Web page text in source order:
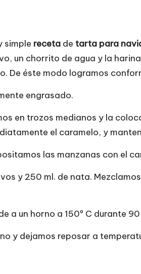
simple receta de tarta para
un chorrito de agua y la
De éste modo logramos
engrasado.
en trozos medianos y la
el caramelo, y
las manzanas con el
y 250 ml. de nata.
a un horno a 150º C durante
y dejamos reposar a